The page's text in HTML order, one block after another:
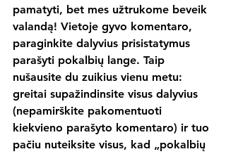
pamatyti, bet mes užtrukome beveik
valandą! Vietoje gyvo komentaro,
paraginkite dalyvius prisistatymus
parašyti pokalbių lange. Taip
nušausite du zuikius vienu metu:
greitai supažindinsite visus dalyvius
(nepamirškite pakomentuoti
kiekvieno parašyto komentaro) ir tuo
pačiu nuteiksite visus, kad „pokalbių